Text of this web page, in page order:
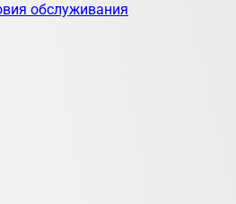
обслуживания